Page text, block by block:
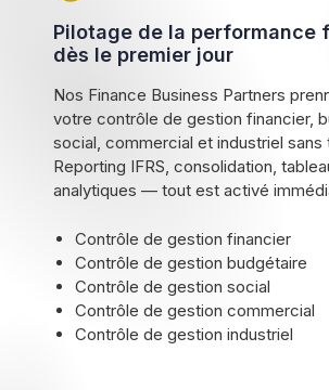
Pilotage de la performance
dès le premier jour
Nos Finance Business Partners
votre contrôle de gestion financier,
social, commercial et industriel sans
Reporting IFRS, consolidation,
analytiques — tout est activé
Contrôle de gestion financier
Contrôle de gestion budgétaire
Contrôle de gestion social
Contrôle de gestion commercial
Contrôle de gestion industriel